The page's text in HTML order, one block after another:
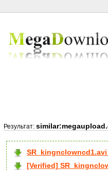
Результат:
SR_kingnclowncd1.avi
[Verified]